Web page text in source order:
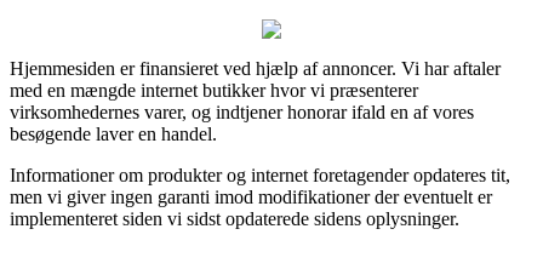
Hjemmesiden er finansieret ved hjælp af annoncer. Vi har aftaler
med en mængde internet butikker hvor vi præsenterer
virksomhedernes varer, og indtjener honorar ifald en af vores
besøgende laver en handel.
Informationer om produkter og internet foretagender opdateres tit,
men vi giver ingen garanti imod modifikationer der eventuelt er
implementeret siden vi sidst opdaterede sidens oplysninger.